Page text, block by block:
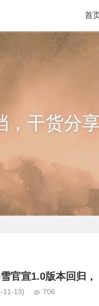
首
干货分享
官宣1.0版本回归
11-13) 706